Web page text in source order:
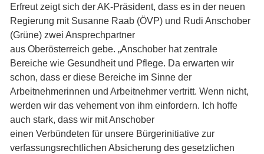
Erfreut zeigt sich der AK-Präsident, dass es in der neuen
Regierung mit Susanne Raab (ÖVP) und Rudi Anschober
(Grüne) zwei Ansprechpartner
aus Oberösterreich gebe. „Anschober hat zentrale
Bereiche wie Gesundheit und Pflege. Da erwarten wir
schon, dass er diese Bereiche im Sinne der
Arbeitnehmerinnen und Arbeitnehmer vertritt. Wenn nicht,
werden wir das vehement von ihm einfordern. Ich hoffe
auch stark, dass wir mit Anschober
einen Verbündeten für unsere Bürgerinitiative zur
verfassungsrechtlichen Absicherung des gesetzlichen